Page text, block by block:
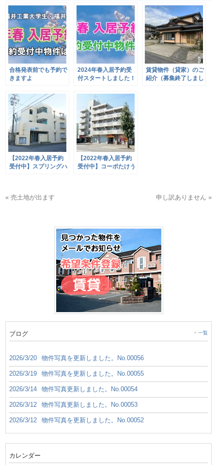
合格発表前でも予約で
きますよ
2024年春入居予約受
付スタートしました！
賃貸物件（貸家）のご
紹介（募集終了しまし
【2022年春入居予約
受付中】スプリングハ
【2022年春入居予約
受付中】コーポたけう
« 売土地が出ます 申し訳ありません »
ブログ 一覧
2026/3/20 物件写真を更新しました。No.00056
2026/3/19 物件写真を更新しました。No.00055
2026/3/14 物件写真更新しました。No.00054
2026/3/12 物件写真更新しました。No.00053
2026/3/12 物件写真を更新しました。No.00052
カレンダー